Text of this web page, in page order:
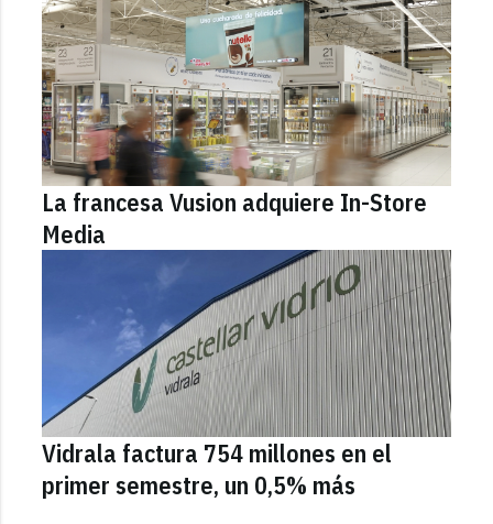
La francesa Vusion adquiere In-Store
Media
Vidrala factura 754 millones en el
primer semestre, un 0,5% más